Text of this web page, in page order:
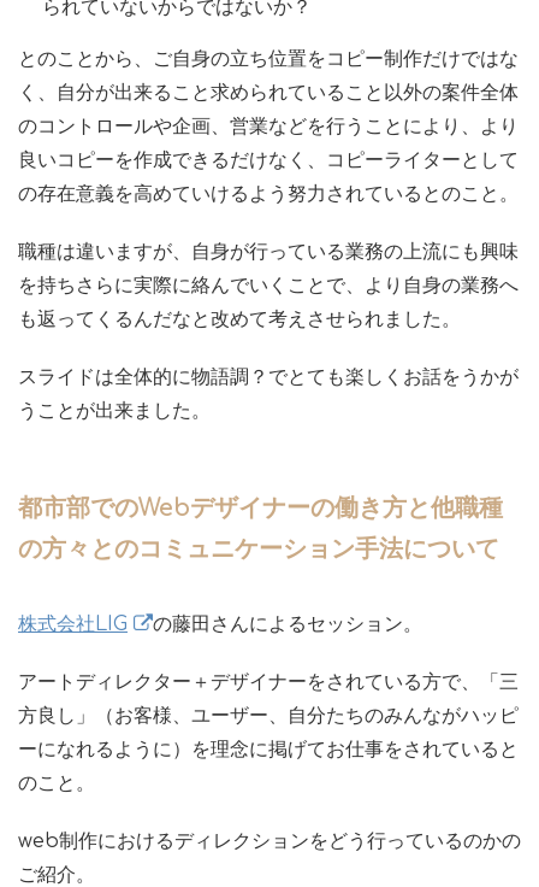
られていないからではないか？
とのことから、ご自身の立ち位置をコピー制作だけではな
く、自分が出来ること求められていること以外の案件全体
のコントロールや企画、営業などを行うことにより、より
良いコピーを作成できるだけなく、コピーライターとして
の存在意義を高めていけるよう努力されているとのこと。
職種は違いますが、自身が行っている業務の上流にも興味
を持ちさらに実際に絡んでいくことで、より自身の業務へ
も返ってくるんだなと改めて考えさせられました。
スライドは全体的に物語調？でとても楽しくお話をうかが
うことが出来ました。
都市部でのWebデザイナーの働き方と他職種
の方々とのコミュニケーション手法について
株式会社LIG の藤田さんによるセッション。
アートディレクター＋デザイナーをされている方で、「三
方良し」（お客様、ユーザー、自分たちのみんながハッピ
ーになれるように）を理念に掲げてお仕事をされていると
のこと。
web制作におけるディレクションをどう行っているのかの
ご紹介。